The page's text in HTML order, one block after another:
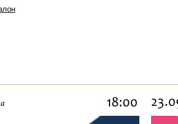
18:00